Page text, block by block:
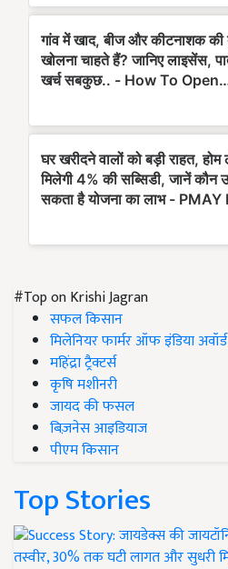
#Top on Krishi Jagran
सफल किसान
मिलेनियर फार्मर ऑफ इंडिया अवॉर्ड
महिंद्रा ट्रैक्टर्स
कृषि मशीनरी
जायद की फसल
बिज़नेस आइडियाज
पीएम किसान
Top Stories